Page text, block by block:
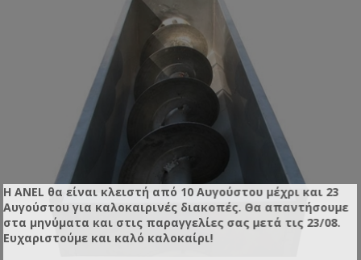
Η ANEL θα είναι κλειστή από 10 Αυγούστου μέχρι και 23
Αυγούστου για καλοκαιρινές διακοπές. Θα απαντήσουμε
στα μηνύματα και στις παραγγελίες σας μετά τις 23/08.
Ευχαριστούμε και καλό καλοκαίρι!